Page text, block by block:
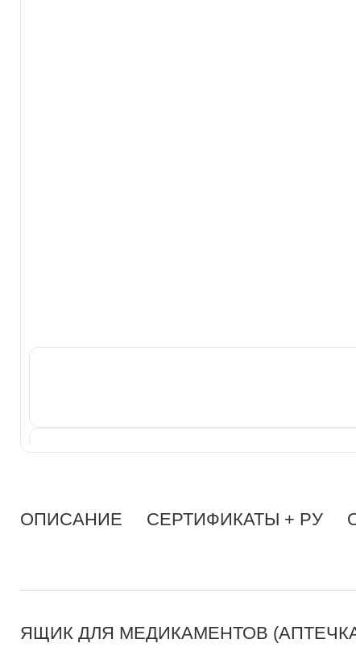
ОПИСАНИЕ СЕРТИФИКАТЫ + РУ
ЯЩИК ДЛЯ МЕДИКАМЕНТОВ